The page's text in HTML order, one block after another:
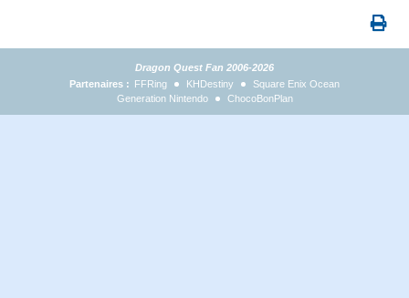
Dragon Quest Fan 2006-2026
Partenaires : FFRing KHDestiny
Square Enix Ocean
Generation Nintendo
ChocoBonPlan